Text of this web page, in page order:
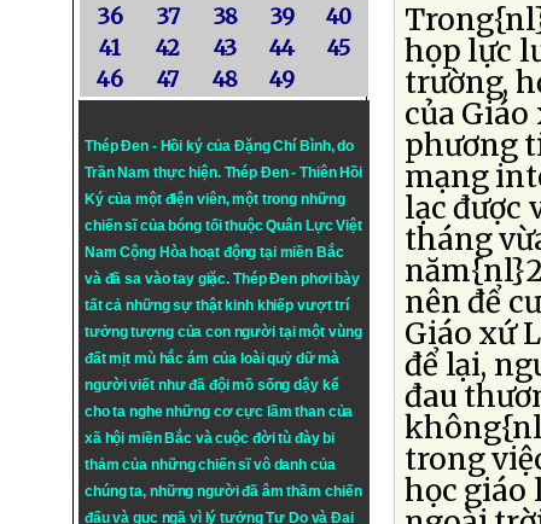
36
37 38 39
40
41
42 43 44
45
46
47 48 49
Thép Đen - Hồi ký của Đặng Chí Bình, do
Trần Nam thực hiện. Thép Đen- Thiên Hồi
Ký của một điện viên, một trong những
chiến sĩ của bóng tối thuộc Quân Lực Việt
Nam Cộng Hòa hoạt động tại miền Bắc
và đã sa vào tay giặc. Thép Đen phơi bày
tất cả những sự thật kinh khiếp vượt trí
tưởng tượng của con người tại một vùng
đất mịt mù hắc ám của loài quỷ dữ mà
người viết như đã đội mồ sống dậy kể
cho ta nghe những cơ cực lầm than của
xã hội miền Bắc và cuộc đời tù đày bi
thảm của những chiến sĩ vô danh của
chúng ta, những người đã âm thầm chiến
đấu và gục ngã vì lý tưởngTự DovàĐại
họp lực
trường,
của
phương
mạng
lạc được
tháng
nên để
Giáo xứ
để lại,
đau
trong
học giáo